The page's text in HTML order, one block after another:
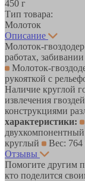
450 г
Тип товара:
Молоток
Описание
Молоток-
работах,
Молоток-
рукояткой с
Наличие круглой
извлечения
конструкциями
характеристики:
двухкомпонентный
круглый
Вес: 764
Отзывы
Помогите другим
кто поделится